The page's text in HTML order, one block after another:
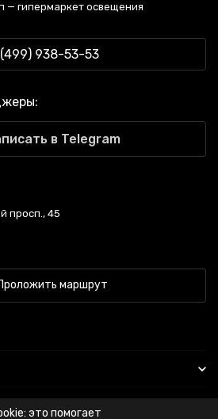
гипермаркет освещения
938-53-53
в Telegram
просп., 45
маршрут
это помогает